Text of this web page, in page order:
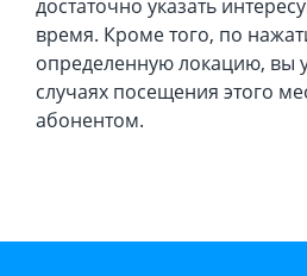
достаточно указать
время. Кроме того, по
определенную локацию, вы
случаях посещения этого
абонентом.